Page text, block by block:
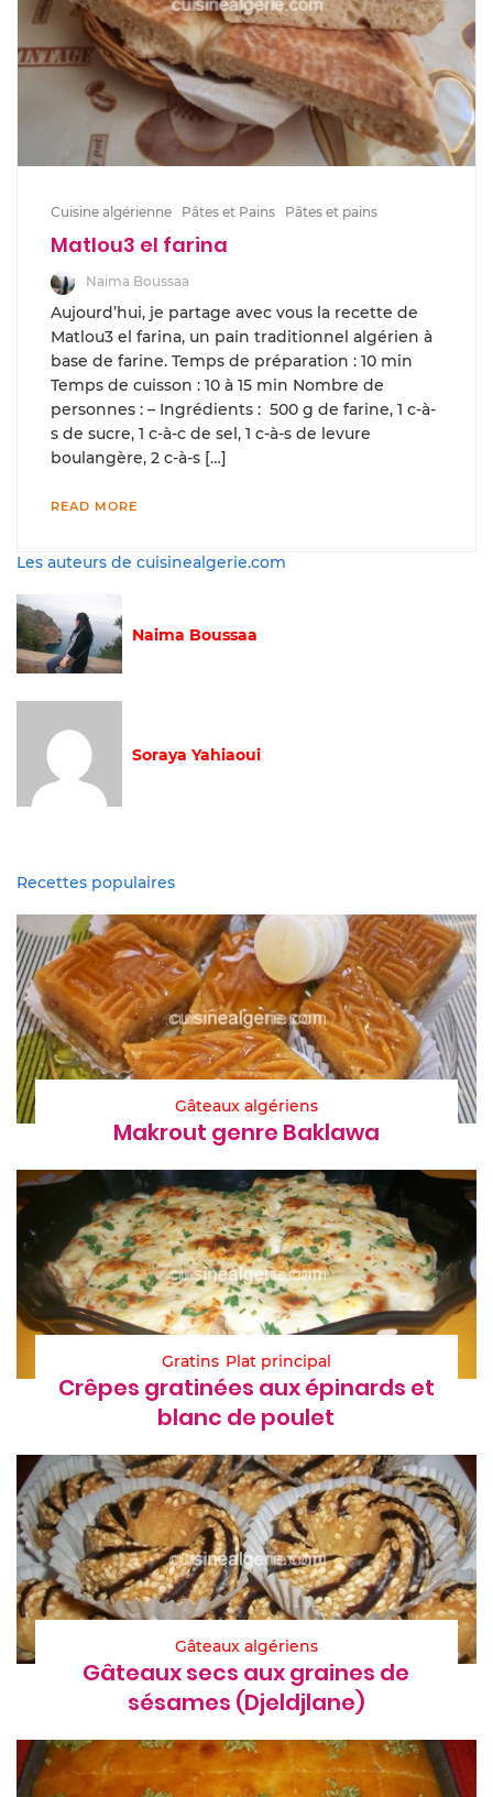
Cuisine algérienne Pâtes et Pains Pâtes et pains
Matlou3 el farina
Naima Boussaa
Aujourd’hui, je partage avec vous la recette de
Matlou3 el farina, un pain traditionnel algérien à
base de farine. Temps de préparation : 10 min
Temps de cuisson : 10 à 15 min Nombre de
personnes : – Ingrédients : 500 g de farine, 1 c-à-
s de sucre, 1 c-à-c de sel, 1 c-à-s de levure
boulangère, 2 c-à-s […]
READ MORE
Les auteurs de cuisinealgerie.com
Naima Boussaa
Soraya Yahiaoui
Recettes populaires
Gâteaux algériens
Makrout genre Baklawa
Gratins Plat principal
Crêpes gratinées aux épinards et
blanc de poulet
Gâteaux algériens
Gâteaux secs aux graines de
sésames (Djeldjlane)